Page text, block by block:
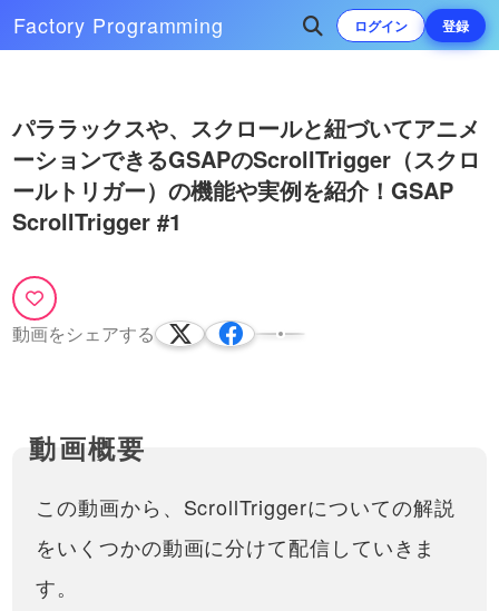
Factory Programming ログイン 登録
Video
次によく再生されている動画
GSAP ScrollTrigger（スクロール
トリガー）実践編！様々な要素を
同時に動かして、より印象的なア
ましょう！ GSAP ScrollTrigger
#2
まずははじめの一歩。GSAPと
ScrollTrigger（スクロールトリガ
パララックスや、スクロールと紐づいてアニメ
ーションできるGSAPのScrollTrigger（スクロ
ールトリガー）の機能や実例を紹介！GSAP
ScrollTrigger #1
動画をシェアする
この動画から、ScrollTriggerについての解説
をいくつかの動画に分けて配信していきま
す。